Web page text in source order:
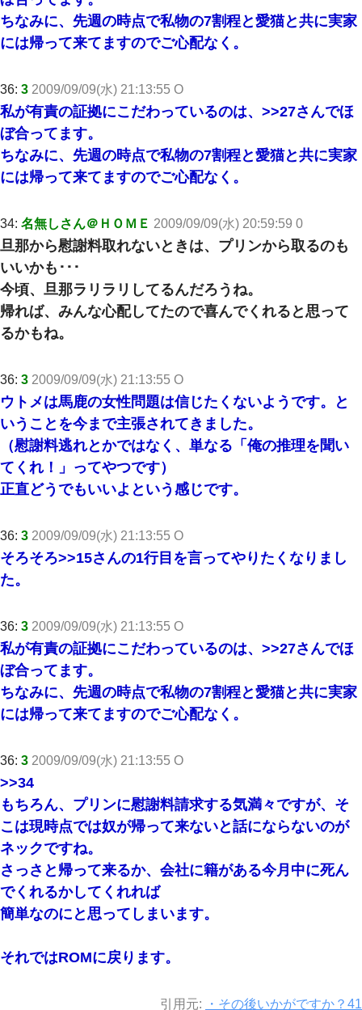
ちなみに、先週の時点で私物の7割程と愛猫と共に実家
には帰って来てますのでご心配なく。
36: 3 2009/09/09(水) 21:13:55 O
私が有責の証拠にこだわっているのは、 >>27さんでほ
ぼ合ってます。
ちなみに、先週の時点で私物の7割程と愛猫と共に実家
には帰って来てますのでご心配なく。
34: 名無しさん＠ＨＯＭＥ 2009/09/09(水) 20:59:59 0
旦那から慰謝料取れないときは、プリンから取るのも
いいかも･･･
今頃、旦那ラリラリしてるんだろうね。
帰れば、みんな心配してたので喜んでくれると思って
るかもね。
36: 3 2009/09/09(水) 21:13:55 O
ウトメは馬鹿の女性問題は信じたくないようです。と
いうことを今まで主張されてきました。
（慰謝料逃れとかではなく、単なる「俺の推理を聞い
てくれ！」ってやつです）
正直どうでもいいよという感じです。
36: 3 2009/09/09(水) 21:13:55 O
そろそろ>>15さんの1行目を言ってやりたくなりまし
た。
36: 3 2009/09/09(水) 21:13:55 O
私が有責の証拠にこだわっているのは、 >>27さんでほ
ぼ合ってます。
ちなみに、先週の時点で私物の7割程と愛猫と共に実家
には帰って来てますのでご心配なく。
36: 3 2009/09/09(水) 21:13:55 O
>>34
もちろん、プリンに慰謝料請求する気満々ですが、そ
こは現時点では奴が帰って来ないと話にならないのが
ネックですね。
さっさと帰って来るか、会社に籍がある今月中に死ん
でくれるかしてくれれば
簡単なのにと思ってしまいます。
それではROMに戻ります。
引用元: ・その後いかがですか？41